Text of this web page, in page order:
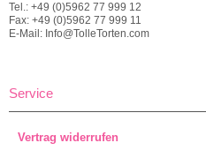
Tel.: +49 (0)5962 77 999 12
Fax: +49 (0)5962 77 999 11
E-Mail: Info@TolleTorten.com
Service
Vertrag widerrufen